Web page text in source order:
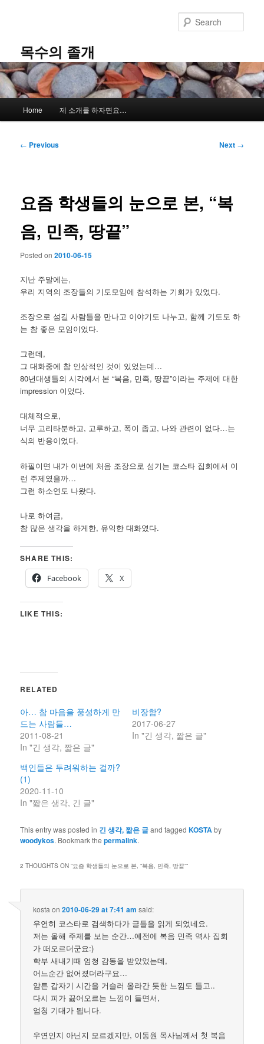
content목수의 졸개
Home 제 소개를 하자면요…
Post
← Previous Next →
요즘 학생들의 눈으로 본, “복
음, 민족, 땅끝”
Posted on2010-06-15
지난 주말에는,
우리 지역의 조장들의 기도모임에 참석하는 기회가 있었다.
조장으로 섬길 사람들을 만나고 이야기도 나누고, 함께 기도도 하
는 참 좋은 모임이었다.
그런데,
그 대화중에 참 인상적인 것이 있었는데…
80년대생들의 시각에서 본 “복음, 민족, 땅끝”이라는 주제에 대한
impression 이었다.
대체적으로,
너무 고리타분하고, 고루하고, 폭이 좁고, 나와 관련이 없다…는
식의 반응이었다.
하필이면 내가 이번에 처음 조장으로 섬기는 코스타 집회에서 이
런 주제였을까…
그런 하소연도 나왔다.
나로 하여금,
참 많은 생각을 하게한, 유익한 대화였다.
SHARE THIS:
Facebook
X
LIKE THIS:
RELATED
아… 참 마음을 풍성하게 만
드는 사람들…
2011-08-21
In "긴 생각, 짧은 글"
비장함?
2017-06-27
In "긴 생각, 짧은 글"
백인들은 두려워하는 걸까?
(1)
2020-11-10
In "짧은 생각, 긴 글"
This entry was posted in 긴 생각, 짧은 글and taggedKOSTAby
woodykos. Bookmark thepermalink.
2 THOUGHTS ON “요즘 학생들의 눈으로 본, “복음, 민족, 땅끝””
kosta on2010-06-29 at 7:41 am said:
우연히 코스타로 검색하다가 글들을 읽게 되었네요.
저는 올해 주제를 보는 순간…예전에 복음 민족 역사 집회
가 떠오르더군요:)
학부 새내기때 엄청 감동을 받았었는데,
어느순간 없어졌더라구요…
암튼 갑자기 시간을 거슬러 올라간 듯한 느낌도 들고..
다시 피가 끓어오르는 느낌이 들면서,
엄청 기대가 됩니다.
우연인지 아닌지 모르겠지만, 이동원 목사님께서 첫 복음